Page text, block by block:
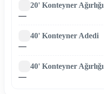
20' Konteyner Ağırlığı
—
40' Konteyner Adedi
—
40' Konteyner Ağırlığı
—